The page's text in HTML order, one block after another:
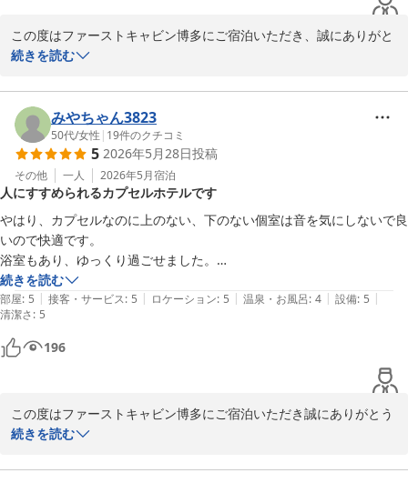
この度はファーストキャビン博多にご宿泊いただき、誠にありがと
うございます。
当館の大浴場は多くのお客様から好評のお声をいただいておりま
す。キャビン内につきましても狭さを感じなかったとのこと安堵致
しました。今後ともお客様の快適なご滞在のお手伝いができるよう
スタッフ一同サービス向上に努めて参ります。
ファーストキャビン博多
2026-06-23
続きを読む
みやちゃん3823
50代/女性 | 19件のクチコミ
5 2026年5月28日投稿
その他 一人 2026年5月宿泊
人にすすめられるカプセルホテルです
やはり、カプセルなのに上のない、下のない個室は音を気にしないで良
いので快適です。
浴室もあり、ゆっくり過ごせました。
また利用したいと思います。
続きを読む
部屋: 5 | 接客・サービス: 5 | ロケーション: 5 | 温泉・お風呂: 4 | 設備: 5 |
清潔さ: 5
196
この度はファーストキャビン博多にご宿泊いただき誠にありがとう
ございます。
ぎいただけるかと思います。今後とも、お客様の快適なご滞在のお
続きを読む